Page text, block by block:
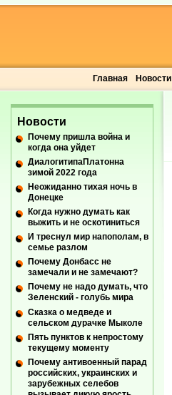
Главная Новости
Новости
Почему пришла война и
когда она уйдет
ДиалогитипаПлатонна
зимой 2022 года
Неожиданно тихая ночь в
Донецке
Когда нужно думать как
выжить и не оскотиниться
И треснул мир напополам, в
семье разлом
Почему Донбасс не
замечали и не замечают?
Почему не надо думать, что
Зеленский - голубь мира
Сказка о медведе и
сельском дурачке Мыколе
Пять пунктов к непростому
текущему моменту
Почему антивоенный парад
российских, украинских и
зарубежных селебов